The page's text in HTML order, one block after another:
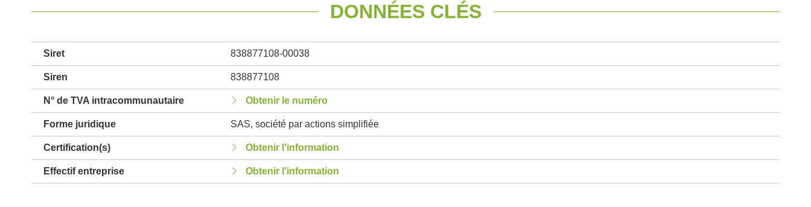
DONNÉES CLÉS
Siret 838877108-00038
Siren 838877108
N° de TVA intracommunautaire Obtenir le numéro
Forme juridique SAS, société par actions simplifiée
Certification(s) Obtenir l'information
Effectif entreprise Obtenir l'information